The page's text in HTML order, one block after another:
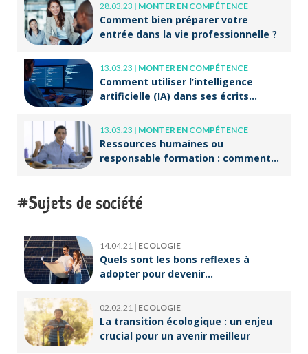
28.03.23 | MONTER EN COMPÉTENCE
Comment bien préparer votre
entrée dans la vie professionnelle ?
13.03.23 | MONTER EN COMPÉTENCE
Comment utiliser l’intelligence
artificielle (IA) dans ses écrits
13.03.23 | MONTER EN COMPÉTENCE
Ressources humaines ou
responsable formation : comment
Sujets de société
14.04.21 | ECOLOGIE
Quels sont les bons reflexes à
adopter pour devenir
02.02.21 | ECOLOGIE
La transition écologique : un enjeu
crucial pour un avenir meilleur